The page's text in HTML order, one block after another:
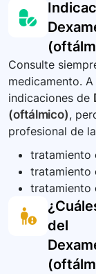
autoridades
el ojo es
severos,
instrucciones
tratamiento
período de
la infección
Consulte
medicamento.
indicaciones de
(oftálmico),
profesional de
tratamiento
tratamiento
tratamiento
del